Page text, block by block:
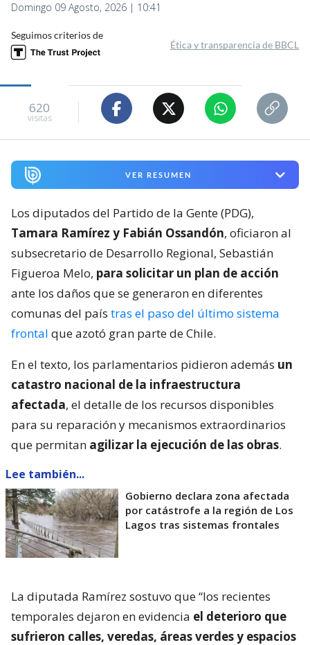
Domingo 09 Agosto, 2026 | 10:41
Seguimos criterios de
Ética y transparencia de BBCL
620
visitas
VER RESUMEN
Los diputados del Partido de la Gente (PDG),
Tamara Ramírez y Fabián Ossandón, oficiaron al
subsecretario de Desarrollo Regional, Sebastián
Figueroa Melo, para solicitar un plan de acción
ante los daños que se generaron en diferentes
comunas del país tras el paso del último sistema
frontal que azotó gran parte de Chile.
En el texto, los parlamentarios pidieron además un
catastro nacional de la infraestructura
afectada, el detalle de los recursos disponibles
para su reparación y mecanismos extraordinarios
que permitan agilizar la ejecución de las obras.
Lee también...
Gobierno declara zona afectada
por catástrofe a la región de Los
Lagos tras sistemas frontales
La diputada Ramírez sostuvo que “los recientes
temporales dejaron en evidencia el deterioro que
sufrieron calles, veredas, áreas verdes y espacios